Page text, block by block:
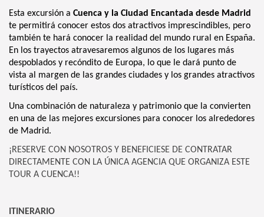
Esta excursión a Cuenca y la Ciudad Encantada desde Madrid
te permitirá conocer estos dos atractivos imprescindibles, pero
también te hará conocer la realidad del mundo rural en España.
En los trayectos atravesaremos algunos de los lugares más
despoblados y recóndito de Europa, lo que le dará punto de
vista al margen de las grandes ciudades y los grandes atractivos
turísticos del país.
Una combinación de naturaleza y patrimonio que la convierten
en una de las mejores excursiones para conocer los alrededores
de Madrid.
¡RESERVE CON NOSOTROS Y BENEFICIESE DE CONTRATAR
DIRECTAMENTE CON LA ÚNICA AGENCIA QUE ORGANIZA ESTE
TOUR A CUENCA!!
ITINERARIO